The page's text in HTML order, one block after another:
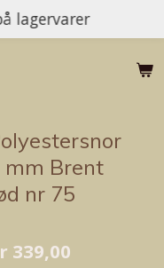
lagervarer
mm Brent
nr 75
339,00